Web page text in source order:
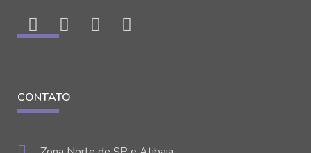
CONTATO